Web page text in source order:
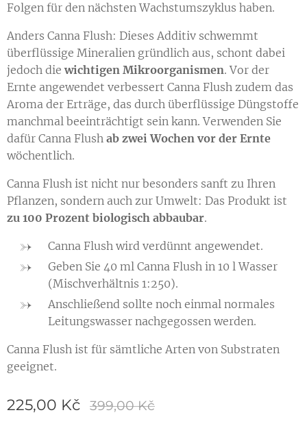
Folgen für den nächsten Wachstumszyklus haben.
Anders Canna Flush: Dieses Additiv schwemmt
überflüssige Mineralien gründlich aus, schont dabei
jedoch diewichtigen Mikroorganismen. Vor der
Ernte angewendet verbessert Canna Flush zudem das
Aroma der Erträge, das durch überflüssige Düngstoffe
manchmal beeinträchtigt sein kann. Verwenden Sie
dafür Canna Flush ab zwei Wochen vor der Ernte
wöchentlich.
Canna Flush ist nicht nur besonders sanft zu Ihren
Pflanzen, sondern auch zur Umwelt: Das Produkt ist
zu 100 Prozent biologisch abbaubar.
Canna Flush wird verdünnt angewendet.
Geben Sie 40 ml Canna Flush in 10 l Wasser
(Mischverhältnis 1:250).
Anschließend sollte noch einmal normales
Leitungswasser nachgegossen werden.
Canna Flush ist für sämtliche Arten von Substraten
geeignet.
225,00 Kč 399,00Kč